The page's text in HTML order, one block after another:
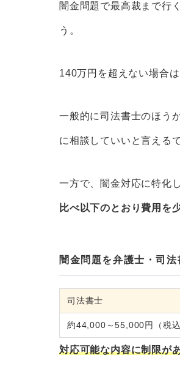
闇金問題で最高裁まで行
う。
140万円を超えない場合
一般的に司法書士のほう
に相談していいと言える
一方で、闇金対応に特化
比べ以下のとおり費用を
闇金問題を弁護士・司
司法書士
約44,000～55,000円（税込
対応可能な内容に制限が